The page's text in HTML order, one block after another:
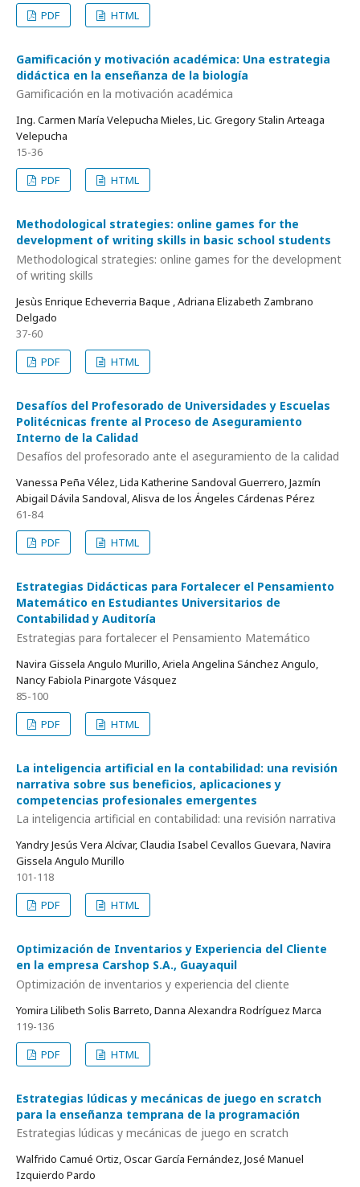
PDF
HTML
Gamificación y motivación académica: Una estrategia
didáctica en la enseñanza de la biología
Gamificación en la motivación académica
Ing. Carmen María Velepucha Mieles, Lic. Gregory Stalin Arteaga
Velepucha
15-36
PDF
HTML
Methodological strategies: online games for the
development of writing skills in basic school students
Methodological strategies: online games for the development
of writing skills
Jesùs Enrique Echeverria Baque , Adriana Elizabeth Zambrano
Delgado
37-60
PDF
HTML
Desafíos del Profesorado de Universidades y Escuelas
Politécnicas frente al Proceso de Aseguramiento
Interno de la Calidad
Desafíos del profesorado ante el aseguramiento de la calidad
Vanessa Peña Vélez, Lida Katherine Sandoval Guerrero, Jazmín
Abigail Dávila Sandoval, Alisva de los Ángeles Cárdenas Pérez
61-84
PDF
HTML
Estrategias Didácticas para Fortalecer el Pensamiento
Matemático en Estudiantes Universitarios de
Contabilidad y Auditoría
Estrategias para fortalecer el Pensamiento Matemático
Navira Gissela Angulo Murillo, Ariela Angelina Sánchez Angulo,
Nancy Fabiola Pinargote Vásquez
85-100
PDF
HTML
La inteligencia artificial en la contabilidad: una revisión
narrativa sobre sus beneficios, aplicaciones y
competencias profesionales emergentes
La inteligencia artificial en contabilidad: una revisión narrativa
Yandry Jesús Vera Alcívar, Claudia Isabel Cevallos Guevara, Navira
Gissela Angulo Murillo
101-118
PDF
HTML
Optimización de Inventarios y Experiencia del Cliente
en la empresa Carshop S.A., Guayaquil
Optimización de inventarios y experiencia del cliente
Yomira Lilibeth Solis Barreto, Danna Alexandra Rodríguez Marca
119-136
PDF
HTML
Estrategias lúdicas y mecánicas de juego en scratch
para la enseñanza temprana de la programación
Estrategias lúdicas y mecánicas de juego en scratch
Walfrido Camué Ortiz, Oscar García Fernández, José Manuel
Izquierdo Pardo